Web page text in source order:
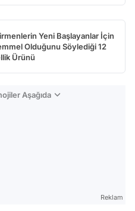
Yeni Başlayanlar İçin
Olduğunu Söylediği 12
Ürünü
Aşağıda
Reklam